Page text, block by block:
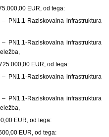
EUR, od tega:
PN1.1-Raziskovalna infrastruktura
PN1.1-Raziskovalna infrastruktura
EUR, od tega:
PN1.1-Raziskovalna infrastruktura
PN1.1-Raziskovalna infrastruktura
EUR, od tega:
EUR, od tega: